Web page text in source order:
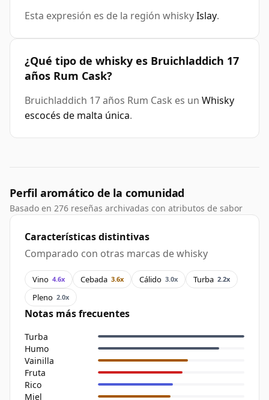
Esta expresión es de la región whiskyIslay.
¿Qué tipo de whisky es Bruichladdich 17
años Rum Cask?
Bruichladdich 17 años Rum Cask es un Whisky
escocés de malta única.
Perfil aromático de la comunidad
Basado en 276 reseñas archivadas con atributos de sabor
Características distintivas
Comparado con otras marcas de whisky
Vino 4.6x Cebada 3.6x Cálido 3.0x Turba 2.2x
Pleno 2.0x
Notas más frecuentes
Turba
Humo
Vainilla
Fruta
Rico
Miel